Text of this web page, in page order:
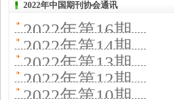
2022年中国期刊协会通讯
2022年第16期
2022年第14期
2022年第13期
2022年第12期
2022年第10期